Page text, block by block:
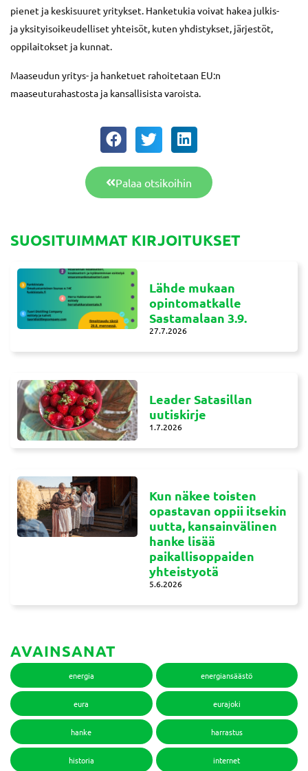
pienet ja keskisuuret yritykset. Hanketukia voivat hakea julkis-
ja yksityisoikeudelliset yhteisöt, kuten yhdistykset, järjestöt,
oppilaitokset ja kunnat.
Maaseudun yritys- ja hanketuet rahoitetaan EU:n
maaseuturahastosta ja kansallisista varoista.
Palaa otsikoihin
SUOSITUIMMAT KIRJOITUKSET
Lähde mukaan
opintomatkalle
Sastamalaan 3.9.
27.7.2026
Leader Satasillan
uutiskirje
1.7.2026
Kun näkee toisten
opastavan oppii itsekin
uutta, kansainvälinen
hanke lisää
paikallisoppaiden
yhteistyotä
5.6.2026
AVAINSANAT
energia energiansäästö
eura eurajoki
hanke harrastus
historia internet